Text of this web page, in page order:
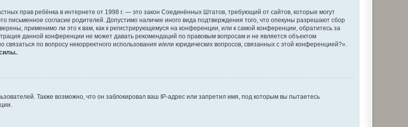
прав ребёнка в интернете от 1998 г. — это закон Соединённых Штатов, требующий от сайтов, которые могут
согласие родителей. Допустимо наличие иного вида подтверждения того, что опекуны разрешают сбор
применимо ли это к вам, как к регистрирующемуся на конференции, или к самой конференции, обратитесь за
данной конференции не может давать рекомендаций по правовым вопросам и не является объектом
по вопросу некорректного использования и/или юридических вопросов, связанных с этой конференцией?».
.
Также возможно, что он заблокировал ваш IP-адрес или запретил имя, под которым вы пытаетесь